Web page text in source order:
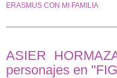
ERASMUS CON MI FAMILIA
ASIER
personajes en